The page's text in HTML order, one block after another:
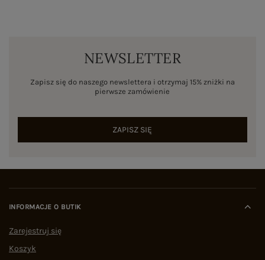
NEWSLETTER
Zapisz się do naszego newslettera i otrzymaj 15% zniżki na
pierwsze zamówienie
ZAPISZ SIĘ
INFORMACJE O BUTIK
Zarejestruj się
Koszyk